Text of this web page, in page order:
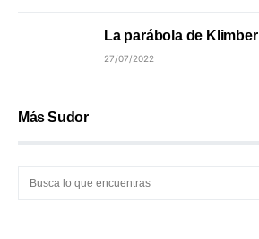
La parábola de Klimber
27/07/2022
Más Sudor